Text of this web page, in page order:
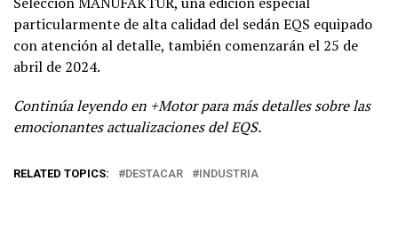
particularmente de alta calidad del sedán EQS equipado
con atención al detalle, también comenzarán el 25 de
abril de 2024.
Continúa leyendo en +Motor para más detalles sobre las
emocionantes actualizaciones del EQS.
RELATED TOPICS: DESTACAR INDUSTRIA